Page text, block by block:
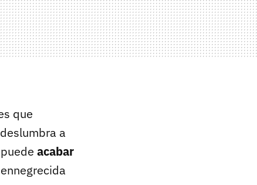
que
a
acabar